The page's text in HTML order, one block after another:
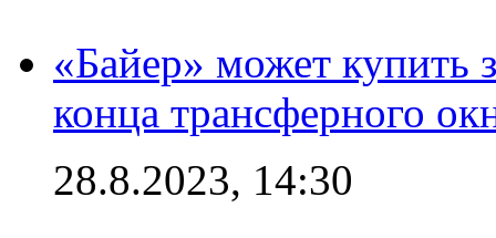
«Байер» может купить
конца трансферного
28.8.2023, 14:30